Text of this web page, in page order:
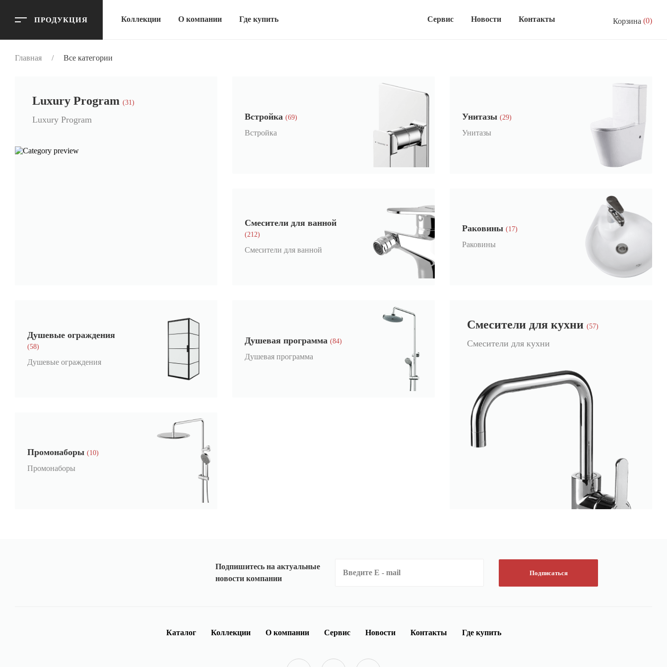
ПРОДУКЦИЯ Коллекции О компании Где купить Сервис Новости Контакты Корзина (0)
Главная / Все категории
Luxury Program (31)
Luxury Program Встройка (69)
Встройка
Унитазы (29)
Унитазы
Смесители для ванной
(212)
Смесители для ванной
Раковины (17)
Раковины
Душевые ограждения
(58)
Душевые ограждения
Душевая программа (84)
Душевая программа
Смесители для кухни (57)
Смесители для кухни
Промонаборы (10)
Промонаборы
Подпишитесь на актуальные
новости компании
Подписаться
Каталог Коллекции О компании Сервис Новости Контакты Где купить